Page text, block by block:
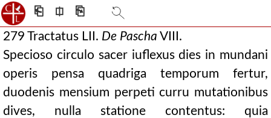
⎗ ⎅ ⎘
279 Tractatus LII. De Pascha VIII.
Specioso circulo sacer iuflexus dies in mundani
operis pensa quadriga temporum fertur,
duodenis mensium perpeti curru mutationibus
dives, nulla statione contentus: quia